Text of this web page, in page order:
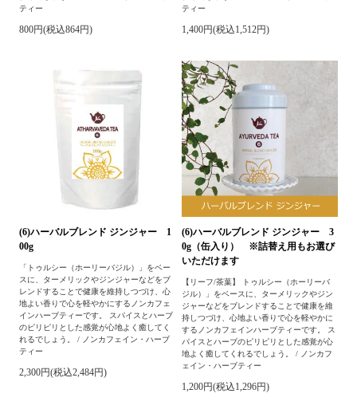
ティー
800円(税込864円)
ティー
1,400円(税込1,512円)
(6)ハーバルブレンド ジンジャー 1
00g
「トゥルシー（ホーリーバジル）」をベー
スに、ターメリックやジンジャーなどをブ
レンドすることで健康を維持しつづけ、心
地よい香りで心を軽やかにするノンカフェ
インハーブティーです。 スパイスとハーブ
のピリピリとした感覚が心地よく癒してく
れるでしょう。 / ノンカフェイン・ハーブ
ティー
2,300円(税込2,484円)
(6)ハーバルブレンド ジンジャー 3
0g（缶入り） ※詰替え用もお選び
いただけます
【リーフ/茶葉】 トゥルシー（ホーリーバ
ジル）」をベースに、ターメリックやジン
ジャーなどをブレンドすることで健康を維
持しつづけ、心地よい香りで心を軽やかに
するノンカフェインハーブティーです。 ス
パイスとハーブのピリピリとした感覚が心
地よく癒してくれるでしょう。 / ノンカフ
ェイン・ハーブティー
1,200円(税込1,296円)